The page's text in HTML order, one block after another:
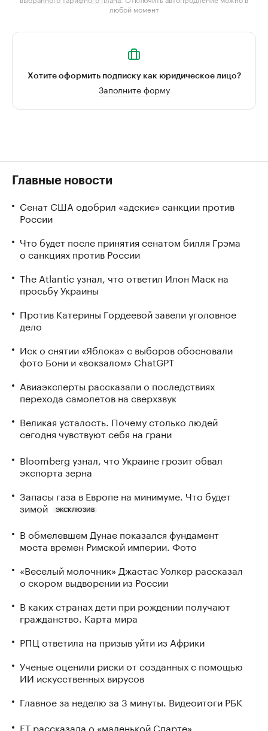
любой момент
Хотите оформить подписку как юридическое лицо?
Заполните форму
Главные новости
Сенат США одобрил «адские» санкции против
России
Что будет после принятия сенатом билля Грэма
о санкциях против России
The Atlantic узнал, что ответил Илон Маск на
просьбу Украины
Против Катерины Гордеевой завели уголовное
дело
Иск о снятии «Яблока» с выборов обосновали
фото Бони и «вокзалом» ChatGPT
Авиаэксперты рассказали о последствиях
перехода самолетов на сверхзвук
Великая усталость. Почему столько людей
сегодня чувствуют себя на грани
Bloomberg узнал, что Украине грозит обвал
экспорта зерна
Запасы газа в Европе на минимуме. Что будет
зимой
ЭКСКЛЮЗИВ
В обмелевшем Дунае показался фундамент
моста времен Римской империи. Фото
«Веселый молочник» Джастас Уолкер рассказал
о скором выдворении из России
В каких странах дети при рождении получают
гражданство. Карта мира
РПЦ ответила на призыв уйти из Африки
Ученые оценили риски от созданных с помощью
ИИ искусственных вирусов
Главное за неделю за 3 минуты. Видеоитоги РБК
FT рассказала о «маленькой Спарте»,